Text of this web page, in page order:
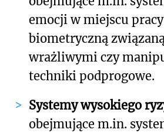
emocji w miejscu
biometryczną
wrażliwymi czy
techniki podprogowe.
Systemy wysokiego
obejmujące m.in.